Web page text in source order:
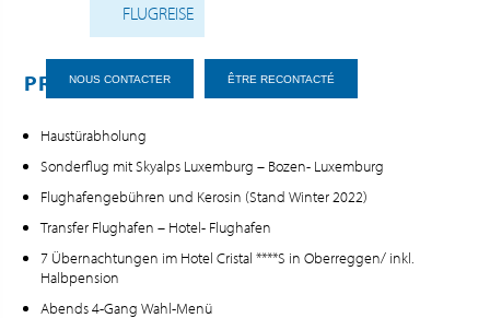
FLUGREISE
NOUS CONTACTER ÊTRE RECONTACTÉ
PRESTATIONS
Haustürabholung
Sonderflug mit Skyalps Luxemburg – Bozen- Luxemburg
Flughafengebühren und Kerosin (Stand Winter 2022)
Transfer Flughafen – Hotel- Flughafen
7 Übernachtungen im Hotel Cristal ****S in Oberreggen/ inkl.
Halbpension
Abends 4-Gang Wahl-Menü